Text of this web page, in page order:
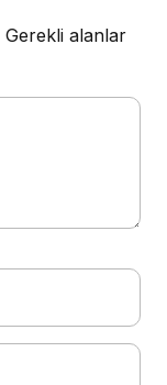
Gerekli alanlar